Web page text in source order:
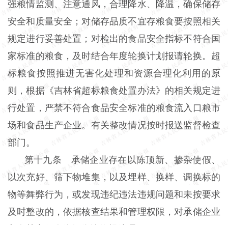
强粮情监测、注意通风，合理降水、降温，确保储存
安全和质量安全；对储存品质不宜存粮食要按照相关
规定进行妥善处置；对检出的食品安全指标不符合国
家标准的粮食，及时结合年度轮换计划报请轮换。超
标粮食按照推进无害化处理和资源合理化利用的原
则，根据《吉林省超标粮食处置办法》的相关规定进
行处置，严禁不符合食品安全标准的粮食流入口粮市
场和食品生产企业。有关整改情况按时报送监督检查
部门。
第十九条 承储企业存在以陈顶新、掺杂使假、
以次充好、筛下物堆集，以及埋样、换样、调换标的
物等舞弊行为，或发现违纪违法违规问题和未按要求
及时整改的，依据核查结果和管理权限，对承储企业